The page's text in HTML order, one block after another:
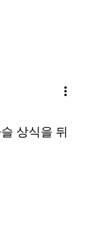
more_vert
상식을 뒤